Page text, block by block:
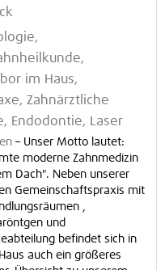
im Haus,
Zahnärztliche
Endodontie, Laser
– Unser Motto lautet:
moderne Zahnmedizin
Dach". Neben unserer
Gemeinschaftspraxis mit
,
und
befindet sich in
auch ein größeres